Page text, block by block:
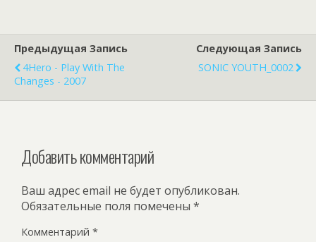
Предыдущая Запись
4Hero - Play With The
Changes - 2007
Следующая Запись
SONIC YOUTH_0002
Добавить комментарий
Ваш адрес email не будет опубликован.
Обязательные поля помечены *
Комментарий *